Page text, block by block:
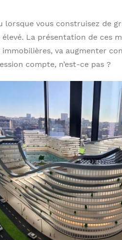
lorsque vous construisez de
La présentation de ces
va augmenter
compte, n’est-ce pas ?